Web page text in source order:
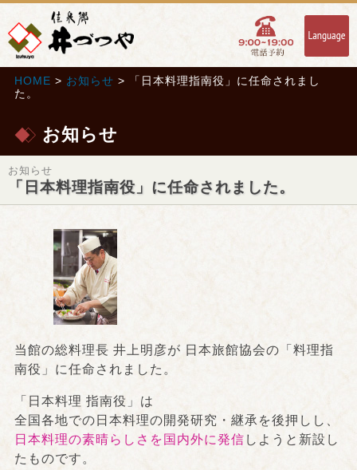
HOME > お知らせ > 「日本料理指南役」に任命されまし
た。
お知らせ
お知らせ
「日本料理指南役」に任命されました。
当館の総料理長 井上明彦が 日本旅館協会の「料理指
南役」に任命されました。
「日本料理 指南役」は
全国各地での日本料理の開発研究・継承を後押しし、
日本料理の素晴らしさを国内外に発信 しようと新設し
たものです。